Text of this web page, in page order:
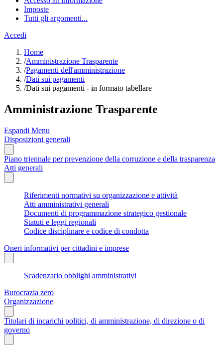
Imposte
Tutti gli argomenti...
Accedi
Home
/Amministrazione Trasparente
/Pagamenti dell'amministrazione
/Dati sui pagamenti
/Dati sui pagamenti - in formato tabellare
Amministrazione Trasparente
Espandi Menu
Disposizioni generali
Piano triennale per prevenzione della corruzione e della trasparenza
Atti generali
Riferimenti normativi su organizzazione e attività
Atti amministrativi generali
Documenti di programmazione strategico gestionale
Statuti e leggi regionali
Codice disciplinare e codice di condotta
Oneri informativi per cittadini e imprese
Scadenzario obblighi amministrativi
Burocrazia zero
Organizzazione
Titolari di incarichi politici, di amministrazione, di direzione o di
governo